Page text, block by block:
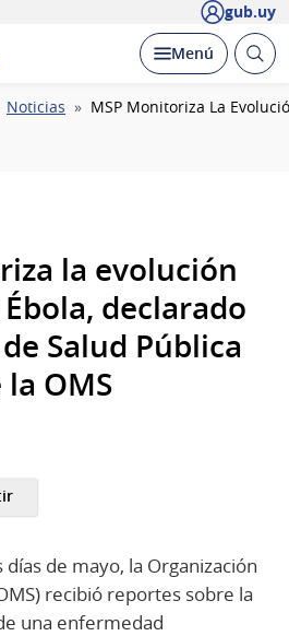
gub.uy
Desplegar
Menú Abrir
Noticias MSP Monitoriza La
la evolución
declarado
Salud Pública
OMS
de mayo, la Organización
recibió reportes sobre la
una enfermedad